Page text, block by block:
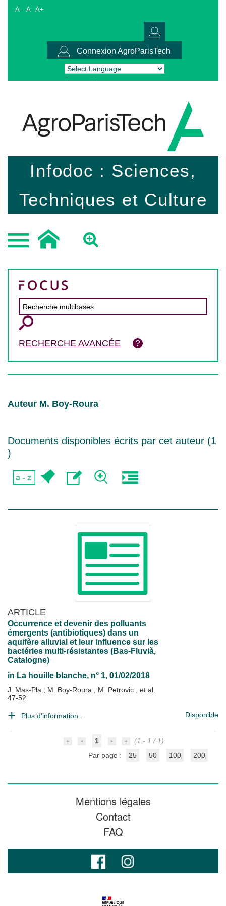
A- A A+
Connexion AgroParisTech
Powered by Translate
Infodoc : Sciences,
Techniques et Culture
RECHERCHE AVANCÉE
Auteur M. Boy-Roura
Documents disponibles écrits par cet auteur (1
)
ARTICLE
Occurrence et devenir des polluants
émergents (antibiotiques) dans un
aquifère alluvial et leur influence sur les
bactéries multi-résistantes (Bas-Fluvià,
Catalogne)
in La houille blanche, n° 1, 01/02/2018
J. Mas-Pla ; M. Boy-Roura ; M. Petrovic ; et al.
47-52
Plus d'information... Disponible
1
(1 - 1 / 1)
Par page :
25 50 100 200
Mentions légales
Contact
FAQ